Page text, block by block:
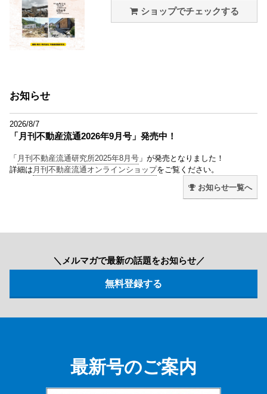
ショップでチェックする
お知らせ
2026/8/7
「月刊不動産流通2026年9月号」発売中！
「 月刊不動産流通研究所2025年8月号 」が発売となりました！
詳細は 月刊不動産流通オンラインショップをご覧ください。
お知らせ一覧へ
＼メルマガで最新の話題をお知らせ／
最新号のご案内